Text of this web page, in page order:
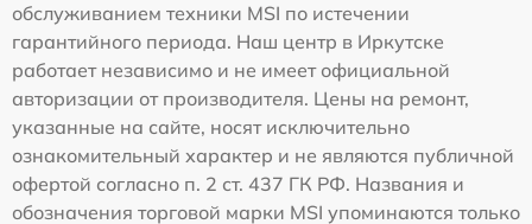
обслуживанием техники MSI по истечении
гарантийного периода. Наш центр в Иркутске
работает независимо и не имеет официальной
авторизации от производителя. Цены на ремонт,
указанные на сайте, носят исключительно
ознакомительный характер и не являются публичной
офертой согласно п. 2 ст. 437 ГК РФ. Названия и
обозначения торговой марки MSI упоминаются только